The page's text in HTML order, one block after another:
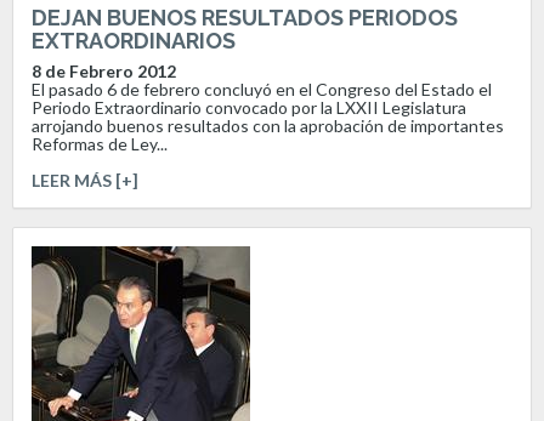
DEJAN BUENOS RESULTADOS PERIODOS
EXTRAORDINARIOS
8 de Febrero 2012
El pasado 6 de febrero concluyó en el Congreso del Estado el
Periodo Extraordinario convocado por la LXXII Legislatura
arrojando buenos resultados con la aprobación de importantes
Reformas de Ley...
LEER MÁS [+]